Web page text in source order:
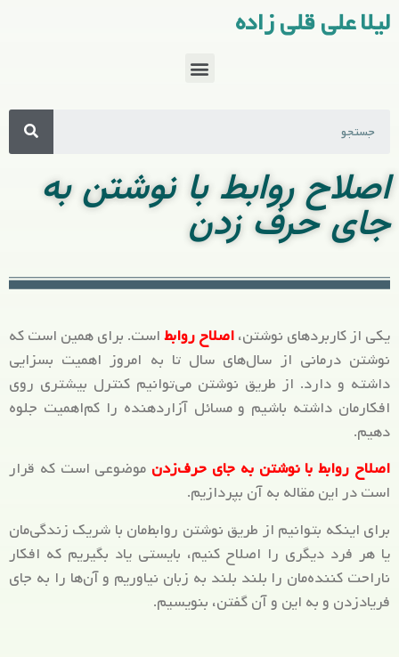
لیلا علی قلی زاده
اصلاح روابط با نوشتن به
جای حرف زدن
یکی از کاربردهای نوشتن،اصلاح روابطاست. برای همین است که
نوشتن درمانی از سال‌های سال تا به امروز اهمیت بسزایی
داشته و دارد. از طریق نوشتن می‌توانیم کنترل بیشتری روی
افکارمان داشته باشیم و مسائل آزاردهنده را کم‌اهمیت جلوه
دهیم.
اصلاح روابط با نوشتن به جای حرف‌زدن موضوعی است که قرار
است در این مقاله به آن بپردازیم.
برای اینکه بتوانیم از طریق نوشتن روابط‌مان با شریک زندگی‌مان
یا هر فرد دیگری را اصلاح کنیم، بایستی یاد بگیریم که افکار
ناراحت کننده‌مان را بلند بلند به زبان نیاوریم و آن‌ها را به جای
فریادزدن و به این و آن گفتن، بنویسیم.